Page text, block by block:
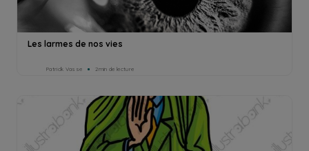
Les larmes de nos vies
Patrick Vasse 2min de lecture